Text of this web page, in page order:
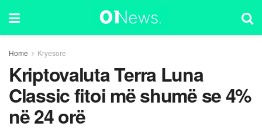
Home Kryesore
Kriptovaluta Terra Luna
Classic fitoi më shumë se 4%
në 24 orë